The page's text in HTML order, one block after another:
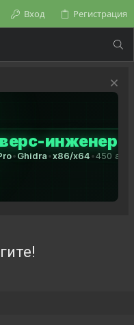
Вход Регистрация